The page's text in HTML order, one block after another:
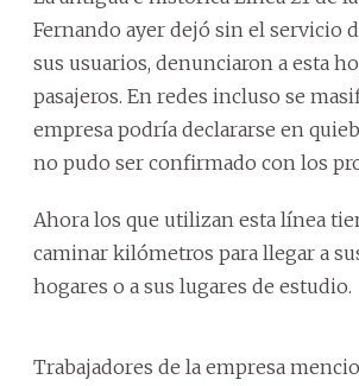
Fernando ayer dejó sin el servicio
sus usuarios, denunciaron a esta
pasajeros. En redes incluso se
empresa podría declararse en
no pudo ser confirmado con los
Ahora los que utilizan esta línea
caminar kilómetros para llegar a
hogares o a sus lugares de estudio.
Trabajadores de la empresa